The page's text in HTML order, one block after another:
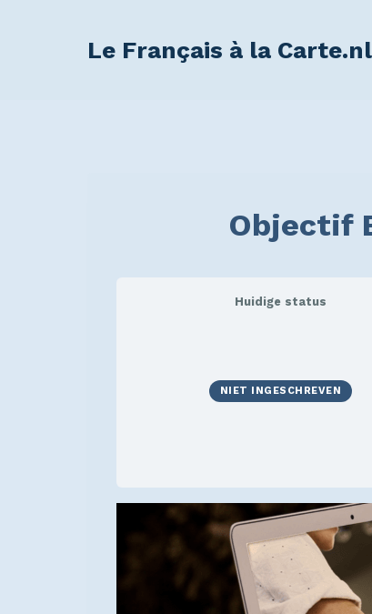
Le Français à la Carte.nl
Objectif
Huidige status
NIET INGESCHREVEN